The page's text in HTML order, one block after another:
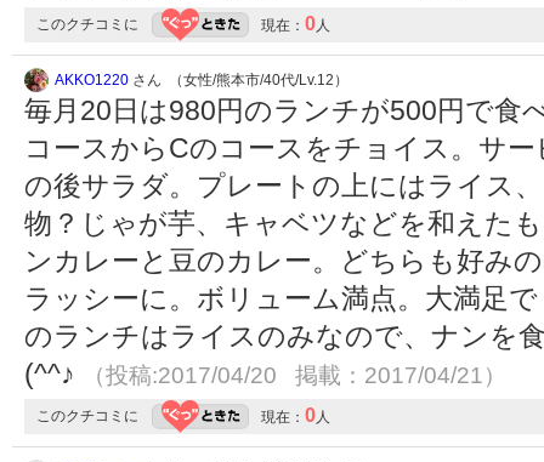
このクチコミに 現在： 0人
AKKO1220 さん （女性/熊本市/40代/Lv.12）
毎月20日は980円のランチが500円で食
コースからCのコースをチョイス。サ
の後サラダ。プレートの上にはライス
物？じゃが芋、キャベツなどを和えた
ンカレーと豆のカレー。どちらも好み
ラッシーに。ボリューム満点。大満足
のランチはライスのみなので、ナンを
(^^♪
（投稿:2017/04/20 掲載：2017/04/21）
このクチコミに 現在： 0人